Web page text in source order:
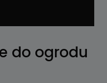
do ogrodu